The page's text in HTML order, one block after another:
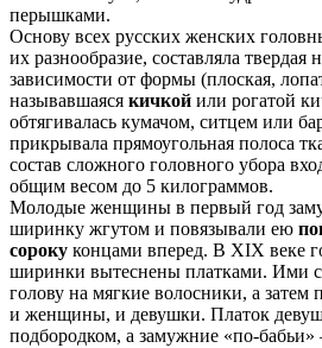
перышками.
Основу всех русских женских
их разнообразие, составляла твердая
зависимости от формы (плоская,
называвшаяся кичкой или рогатой
обтягивалась кумачом, ситцем или
прикрывала прямоугольная полоса
состав сложного головного убора
общим весом до 5 килограммов.
Молодые женщины в первый год
ширинку жгутом и повязывали ею
сороку концами вперед. В XIX веке
ширинки вытеснены платками. Ими
голову на мягкие волосники, а
и женщины, и девушки. Платок
подбородком, а замужние «по-бабьи»